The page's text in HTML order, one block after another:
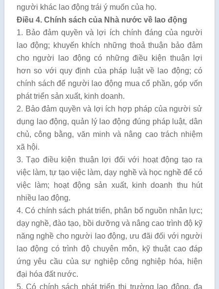
người khác lao động trái ý muốn của họ.
Điều 4. Chính sách của Nhà nước về lao động
1. Bảo đảm quyền và lợi ích chính đáng của người
lao động; khuyến khích những thoả thuận bảo đảm
cho người lao động có những điều kiện thuận lợi
hơn so với quy định của pháp luật về lao động; có
chính sách để người lao động mua cổ phần, góp vốn
phát triển sản xuất, kinh doanh.
2. Bảo đảm quyền và lợi ích hợp pháp của người sử
dụng lao động, quản lý lao động đúng pháp luật, dân
chủ, công bằng, văn minh và nâng cao trách nhiệm
xã hội.
3. Tạo điều kiện thuận lợi đối với hoạt động tạo ra
việc làm, tự tạo việc làm, dạy nghề và học nghề để có
việc làm; hoạt động sản xuất, kinh doanh thu hút
nhiều lao động.
4. Có chính sách phát triển, phân bố nguồn nhân lực;
dạy nghề, đào tạo, bồi dưỡng và nâng cao trình độ kỹ
năng nghề cho người lao động, ưu đãi đối với người
lao động có trình độ chuyên môn, kỹ thuật cao đáp
ứng yêu cầu của sự nghiệp công nghiệp hóa, hiện
đại hóa đất nước.
5. Có chính sách phát triển thị trường lao động, đa